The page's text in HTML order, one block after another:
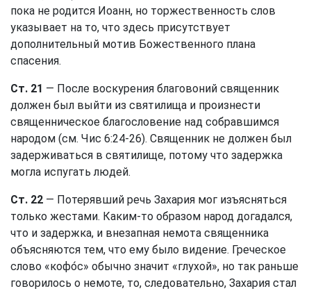
пока не родится Иоанн, но торжественность слов
указывает на то, что здесь присутствует
дополнительный мотив Божественного плана
спасения.
Ст. 21 — После воскурения благовоний священник
должен был выйти из святилища и произнести
священническое благословение над собравшимся
народом (см. Чис 6:24-26). Священник не должен был
задерживаться в святилище, потому что задержка
могла испугать людей.
Ст. 22 — Потерявший речь Захария мог изъясняться
только жестами. Каким-то образом народ догадался,
что и задержка, и внезапная немота священника
объясняются тем, что ему было видение. Греческое
слово «кофо́с» обычно значит «глухой», но так раньше
говорилось о немоте, то, следовательно, Захария стал